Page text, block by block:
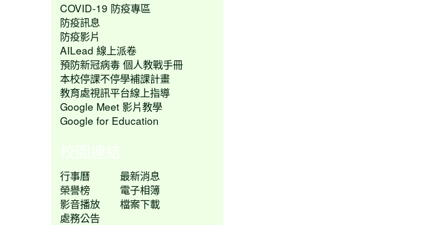
COVID-19 防疫專區
防疫訊息
防疫影片
AILead 線上派卷
預防新冠病毒 個人教戰手冊
本校停課不停學補課計畫
教育處視訊平台線上指導
Google Meet 影片教學
Google for Education
校園連結
行事曆
最新消息
榮譽榜
電子相簿
影音播放
檔案下載
處務公告